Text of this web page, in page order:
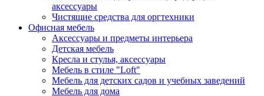
аксессуары
Чистящие средства для оргтехники
Офисная мебель
Аксессуары и предметы интерьера
Детская мебель
Кресла и стулья, аксессуары
Мебель в стиле "Loft"
Мебель для детских садов и учебных заведений
Мебель для дома